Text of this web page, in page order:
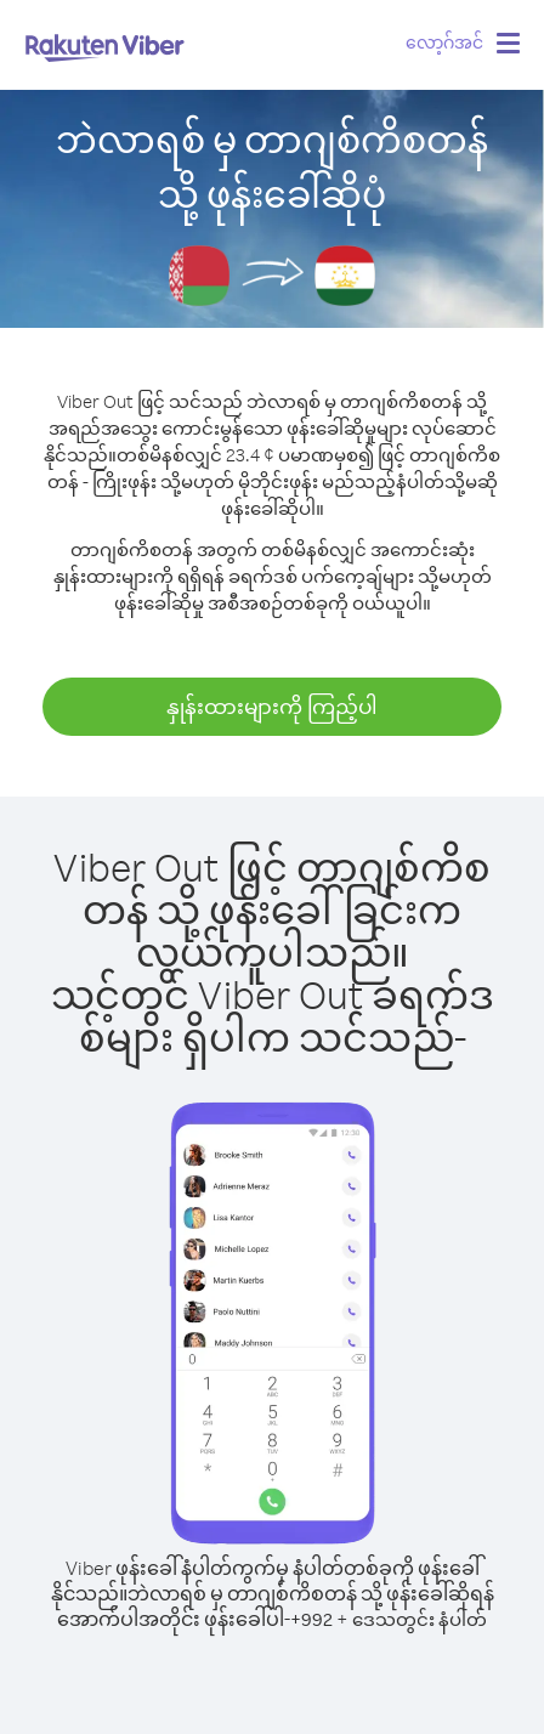
လော့ဂ်အင်
ဘဲလာရစ် မှ တာဂျစ်ကိစတန်
သို့ ဖုန်းခေါ်ဆိုပုံ
Viber Out ဖြင့် သင်သည် ဘဲလာရစ် မှ တာဂျစ်ကိစတန် သို့
အရည်အသွေး ကောင်းမွန်သော ဖုန်းခေါ်ဆိုမှုများ လုပ်ဆောင်
နိုင်သည်။တစ်မိနစ်လျှင် 23.4 ¢ ပမာဏမှစ၍ ဖြင့် တာဂျစ်ကိစ
တန် - ကြိုးဖုန်း သို့မဟုတ် မိုဘိုင်းဖုန်း မည်သည့်နံပါတ်သို့မဆို
ဖုန်းခေါ်ဆိုပါ။
တာဂျစ်ကိစတန် အတွက် တစ်မိနစ်လျှင် အကောင်းဆုံး
နှုန်းထားများကို ရရှိရန် ခရက်ဒစ် ပက်ကေ့ချ်များ သို့မဟုတ်
ဖုန်းခေါ်ဆိုမှု အစီအစဉ်တစ်ခုကို ဝယ်ယူပါ။
နှုန်းထားများကို ကြည့်ပါ
Viber Out ဖြင့် တာဂျစ်ကိစ
တန် သို့ ဖုန်းခေါ်ခြင်းက
လွယ်ကူပါသည်။
သင့်တွင် Viber Out ခရက်ဒ
စ်များ ရှိပါက သင်သည်-
Viber ဖုန်းခေါ်နံပါတ်ကွက်မှ နံပါတ်တစ်ခုကို ဖုန်းခေါ်
နိုင်သည်။ဘဲလာရစ် မှ တာဂျစ်ကိစတန် သို့ ဖုန်းခေါ်ဆိုရန်
အောက်ပါအတိုင်း ဖုန်းခေါ်ပါ-+992 + ဒေသတွင်း နံပါတ်